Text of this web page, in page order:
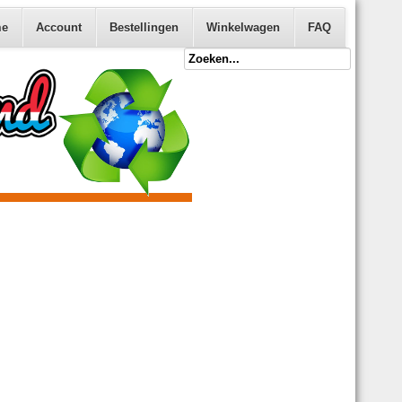
Account Bestellingen Winkelwagen FAQ